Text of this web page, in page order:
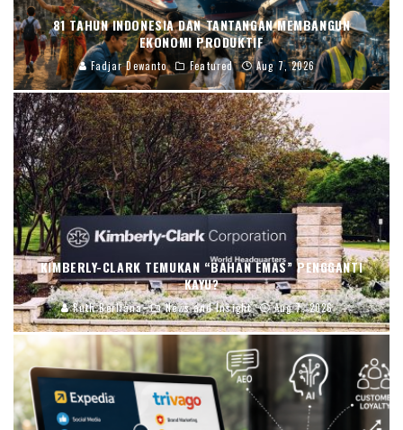
81 TAHUN INDONESIA DAN TANTANGAN MEMBANGUN
EKONOMI PRODUKTIF
Fadjar Dewanto Featured Aug 7, 2026
KIMBERLY-CLARK TEMUKAN “BAHAN EMAS” PENGGANTI
KAYU?
Ruth Berliana News and Insight Aug 7, 2026